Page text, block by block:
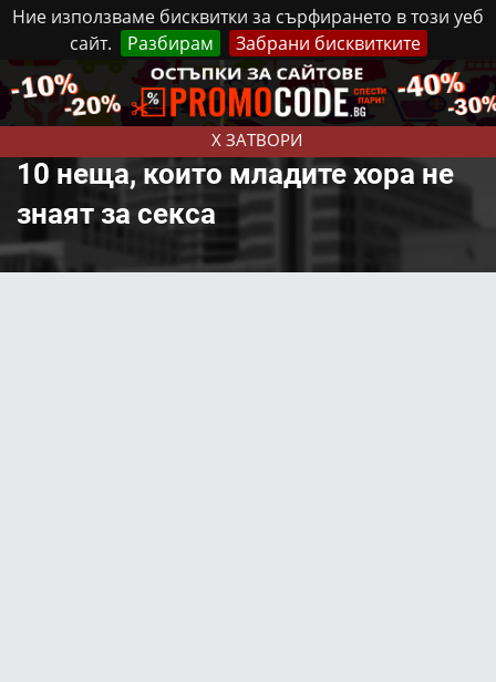
Ние използваме бисквитки за сърфирането в този уеб
сайт.
Разбирам Забрани бисквитките
X ЗАТВОРИ
Понеделник, 10 Август, 2026 Реклама Контакти
10 неща, които младите хора не
знаят за секса